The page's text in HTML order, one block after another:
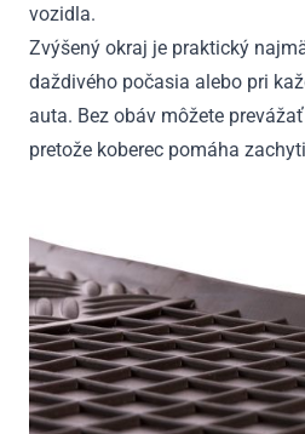
vozidla.
Zvýšený okraj je praktický
daždivého počasia alebo pri
auta. Bez obáv môžete
pretože koberec pomáha